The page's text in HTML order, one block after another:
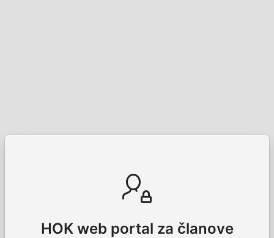
HOK web portal za članove